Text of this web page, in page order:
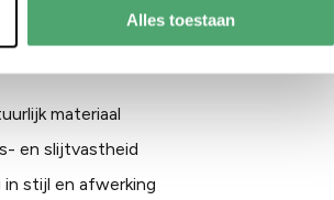
Alles toestaan
materiaal
en slijtvastheid
in stijl en afwerking